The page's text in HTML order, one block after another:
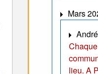
Mars
lieu. A